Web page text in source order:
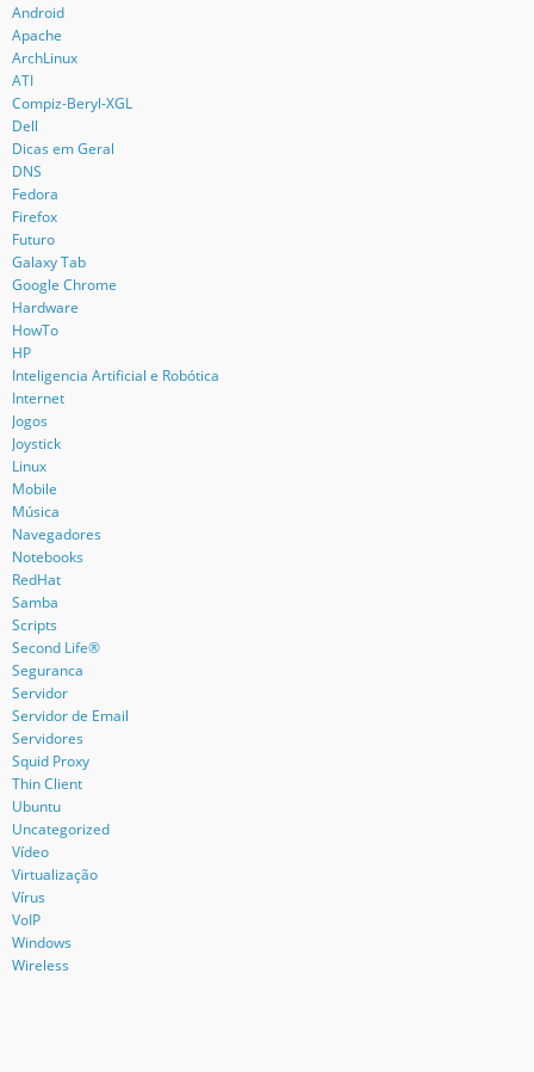
Android
Apache
ArchLinux
ATI
Compiz-Beryl-XGL
Dell
Dicas em Geral
DNS
Fedora
Firefox
Futuro
Galaxy Tab
Google Chrome
Hardware
HowTo
HP
Inteligencia Artificial e Robótica
Internet
Jogos
Joystick
Linux
Mobile
Música
Navegadores
Notebooks
RedHat
Samba
Scripts
Second Life®
Seguranca
Servidor
Servidor de Email
Servidores
Squid Proxy
Thin Client
Ubuntu
Uncategorized
Vídeo
Virtualização
Vírus
VoIP
Windows
Wireless